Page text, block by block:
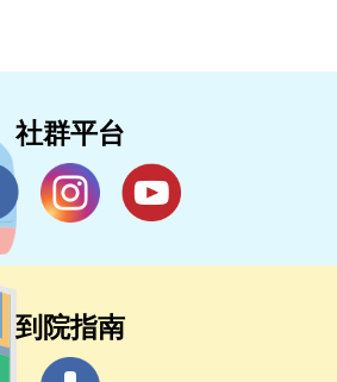
社群平台
到院指南